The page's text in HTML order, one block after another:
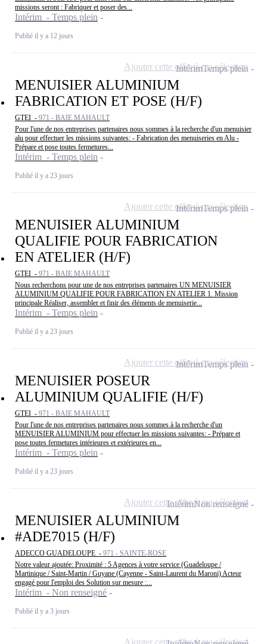
missions seront : Fabriquer et poser des...
Intérim - Temps plein
Publié il y a 12 jours
MENUISIER ALUMINIUM
FABRICATION ET POSE (H/F)
GTEI - 971 - BAIE MAHAULT
Pour l'une de nos entreprises partenaires nous sommes à la recherche d'un menuisier
alu pour effectuer les missions suivantes: - Fabrication des menuiseries en Alu -
Prépare et pose toutes fermetures...
Intérim - Temps plein
Publié il y a 23 jours
IntérimTemps plein
Ajouter cette offre à ma sélection
MENUISIER ALUMINIUM
QUALIFIE POUR FABRICATION
EN ATELIER (H/F)
GTEI - 971 - BAIE MAHAULT
Nous recherchons pour une de nos entreprises partenaires UN MENUISIER
ALUMINIUM QUALIFIE POUR FABRICATION EN ATELIER 1. Mission
principale Réaliser, assembler et finir des éléments de menuiserie...
Intérim - Temps plein
Publié il y a 23 jours
IntérimTemps plein
Ajouter cette offre à ma sélection
MENUISIER POSEUR
ALUMINIUM QUALIFIE (H/F)
GTEI - 971 - BAIE MAHAULT
Pour l'une de nos entreprises partenaires nous sommes à la recherche d'un
MENUISIER ALUMINIUM pour effectuer les missions suivantes: - Prépare et
pose toutes fermetures intérieures et extérieures en...
Intérim - Temps plein
Publié il y a 23 jours
IntérimTemps plein
Ajouter cette offre à ma sélection
MENUISIER ALUMINIUM
#ADE7015 (H/F)
ADECCO GUADELOUPE - 971 - SAINTE-ROSE
Notre valeur ajoutée: Proximité : 5 Agences à votre service (Guadeloupe /
Martinique / Saint-Martin / Guyane (Cayenne - Saint-Laurent du Maroni) Acteur
engagé pour l'emploi des Solution sur mesure :...
Intérim - Non renseigné
Publié il y a 3 jours
IntérimNon renseigné
Ajouter cette offre à ma sélection
Ajouter cette offre à ma sélection